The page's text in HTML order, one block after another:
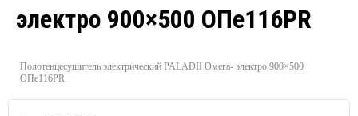
электро 900×500 ОПе116РR
Полотенцесушитель электрический PALADII Омега- электро 900×500
ОПе116РR